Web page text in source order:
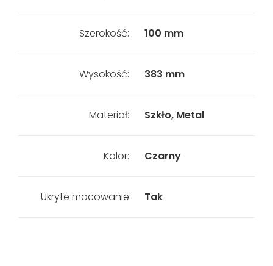
Szerokość: 100 mm
Wysokość: 383 mm
Materiał: Szkło, Metal
Kolor: Czarny
Ukryte mocowanie Tak